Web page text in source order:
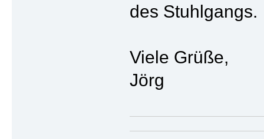
des Stuhlgangs.
Viele Grüße,
Jörg